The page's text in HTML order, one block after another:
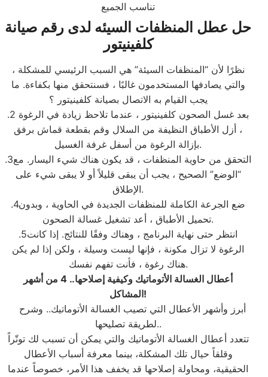
تناسب الجميع
حل عطل المنظفات السيئه لدى رقم صيانة
كلفينيتور
نظرًا لأن “المنظفات السيئة” هي السبب الرئيسي للمشكلة ،
والتي يصادفها المستخدمون غالبًا ، فسنتحقق منها بكفاءة. ما
يجب القيام به الاتصال بصيانة كلفينيتور ؟
.2 بعد غسل الصحون كلفينيتور ، عندما تلاحظ زيادة في الرغوة
، أزل الأطباق النظيفة من السلال وقم بقطعة قماش برفق
بإزالة الرغوة من أسفل غرفة الغسيل.
.3التحقق من حاوية المنظفات ، قد يكون هناك شيء اليسار. مع
“الوضع” الصحيح ، يجب أن يبقى قليلاً أو لا يبقى شيء على
الإطلاق.
.4ضع الجرعة الكاملة للمنظفات الجديدة في الحاوية ، وبدون
تحميل الأطباق ، أعد تشغيل غسالة الصحون.
.5انتظر حتى نهاية البرنامج ، وهناك وفقًا للنتائج. إذا كانت
الرغوة لا تزال مكونة ، فإنها ليست وسيلة ، ولكن إذا لم يكن
هناك رغوة ، فأنت تفهم نفسك.
أعطال الغسالة الأتوماتيك وكيفية إصلاحها.. 4 من أشهر
المشاكل!
لطريقة تصليحها..
تتعدد أعطال الغسالة الأتوماتيك والتي يمكن أن تسبب لك توتّراً
وقلقاً حيال تلك المشكلة، بينما معرفة أسباب الأعطال
الحقيقية، ومحاولة إصلاحها قد يخفف هذا الأمر، خصوصاً عندما